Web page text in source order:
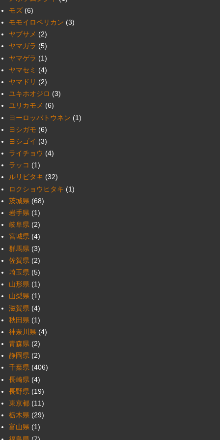
モズ (6)
モモイロペリカン (3)
ヤブサメ (2)
ヤマガラ (5)
ヤマゲラ (1)
ヤマセミ (4)
ヤマドリ (2)
ユキホオジロ (3)
ユリカモメ (6)
ヨーロッパトウネン (1)
ヨシガモ (6)
ヨシゴイ (3)
ライチョウ (4)
ラッコ (1)
ルリビタキ (32)
ロクショウヒタキ (1)
茨城県 (68)
岩手県 (1)
岐阜県 (2)
宮城県 (4)
群馬県 (3)
佐賀県 (2)
埼玉県 (5)
山形県 (1)
山梨県 (1)
滋賀県 (4)
秋田県 (1)
神奈川県 (4)
青森県 (2)
静岡県 (2)
千葉県 (406)
長崎県 (4)
長野県 (19)
東京都 (11)
栃木県 (29)
富山県 (1)